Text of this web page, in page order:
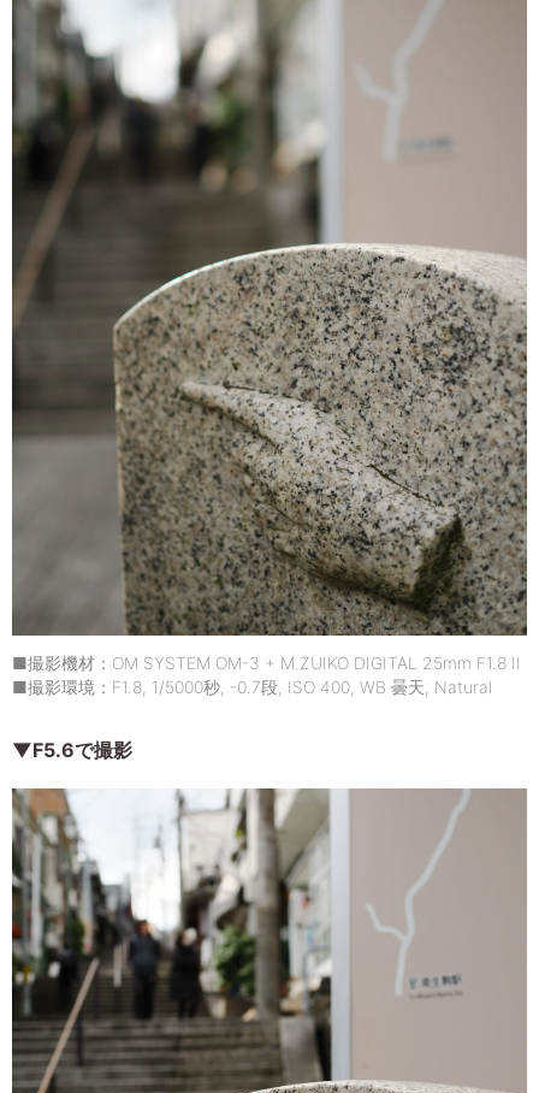
■撮影機材：OM SYSTEM OM-3 + M.ZUIKO DIGITAL 25mm F1.8 II
■撮影環境：F1.8, 1/5000秒, -0.7段, ISO 400, WB 曇天, Natural
▼F5.6で撮影